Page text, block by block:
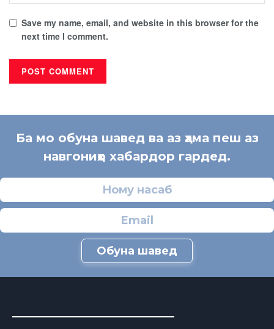
Save my name, email, and website in this browser for the
next time I comment.
Ба мо обуна шавед ва аз ҳама пеш аз
навгониҳо хабардор гардед.
Обуна шавед